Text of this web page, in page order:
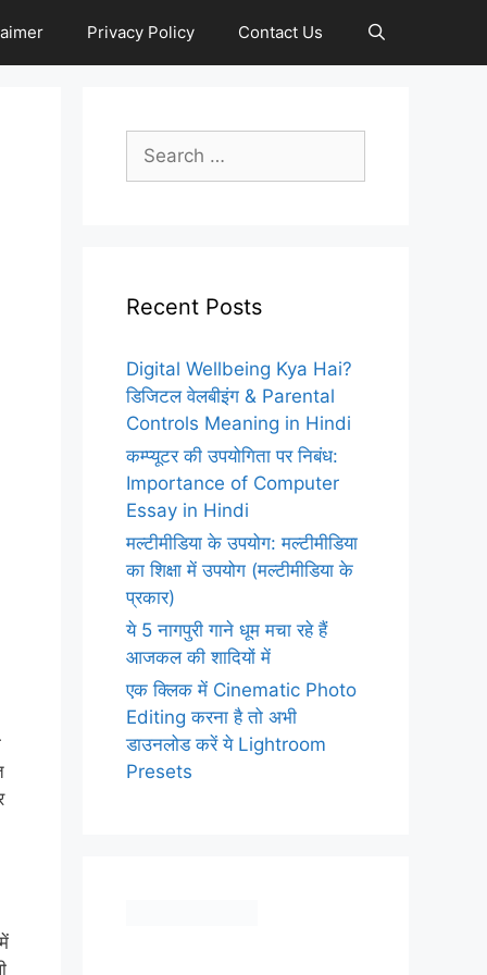
Privacy Policy Contact Us
Search
for:
Recent Posts
Digital Wellbeing Kya Hai?
डिजिटल वेलबीइंग & Parental
Controls Meaning in Hindi
कम्प्यूटर की उपयोगिता पर निबंध:
Importance of Computer
Essay in Hindi
मल्टीमीडिया के उपयोग: मल्टीमीडिया
का शिक्षा में उपयोग (मल्टीमीडिया के
प्रकार)
ये 5 नागपुरी गाने धूम मचा रहे हैं
आजकल की शादियों में
एक क्लिक में Cinematic Photo
Editing करना है तो अभी
डाउनलोड करें ये Lightroom
Presets